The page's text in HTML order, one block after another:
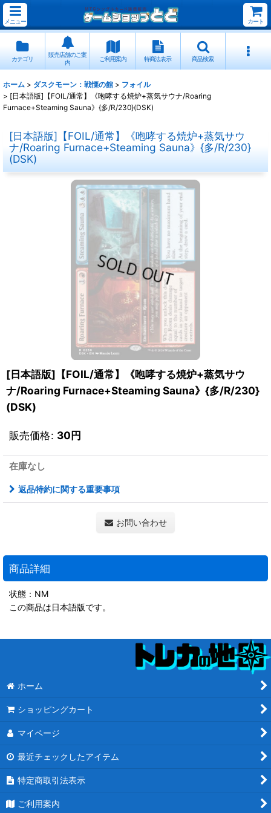
メニュー カート
カテゴリ
販売店舗のご案
内
ご利用案内 特商法表示 商品検索
ホーム > ダスクモーン：戦慄の館 > フォイル
> [日本語版]【FOIL/通常】《咆哮する焼炉+蒸気サウナ/Roaring
Furnace+Steaming Sauna》{多/R/230}(DSK)
[日本語版]【FOIL/通常】《咆哮する焼炉+蒸気サウ
ナ/Roaring Furnace+Steaming Sauna》{多/R/230}
(DSK)
[日本語版]【FOIL/通常】《咆哮する焼炉+蒸気サウ
ナ/Roaring Furnace+Steaming Sauna》{多/R/230}
(DSK)
販売価格: 30円
在庫なし
返品特約に関する重要事項
お問い合わせ
商品詳細
状態：NM
この商品は日本語版です。
ホーム
ショッピングカート
マイページ
最近チェックしたアイテム
特定商取引法表示
ご利用案内